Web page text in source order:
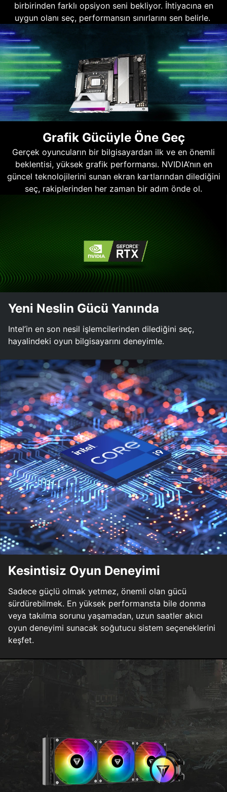
birbirinden farklı opsiyon seni bekliyor. İhtiyacına en
uygun olanı seç, performansın sınırlarını sen belirle.
Grafik Gücüyle Öne Geç
Gerçek oyuncuların bir bilgisayardan ilk ve en önemli
beklentisi, yüksek grafik performansı. NVIDIA’nın en
güncel teknolojilerini sunan ekran kartlarından dilediğini
seç, rakiplerinden her zaman bir adım önde ol.
Yeni Neslin Gücü Yanında
Intel’in en son nesil işlemcilerinden dilediğini seç,
hayalindeki oyun bilgisayarını deneyimle.
Kesintisiz Oyun Deneyimi
Sadece güçlü olmak yetmez, önemli olan gücü
sürdürebilmek. En yüksek performansta bile donma
veya takılma sorunu yaşamadan, uzun saatler akıcı
oyun deneyimi sunacak soğutucu sistem seçeneklerini
keşfet.